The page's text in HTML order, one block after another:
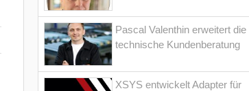
Pascal Valenthin erweitert die
technische Kundenberatung
XSYS entwickelt Adapter für